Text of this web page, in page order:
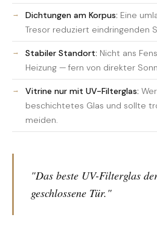
Dichtungen am Korpus: Eine
Tresor reduziert eindringenden
Stabiler Standort: Nicht ans
Heizung — fern von direkter
Vitrine nur mit UV-Filterglas:
beschichtetes Glas und sollte
meiden.
"Das beste UV-Filterglas
geschlossene Tür."